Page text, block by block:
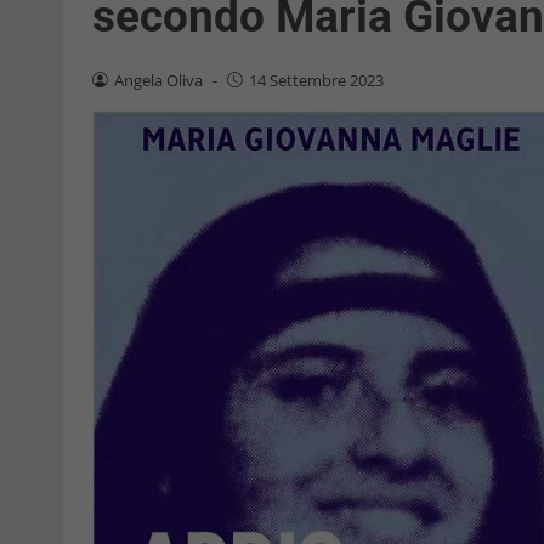
secondo Maria
Angela Oliva - 14 Settembre 2023